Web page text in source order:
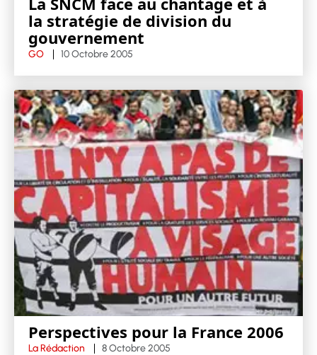
la stratégie de division du
gouvernement
GO 10 Octobre 2005
Perspectives pour la France 2006
La Rédaction 8 Octobre 2005